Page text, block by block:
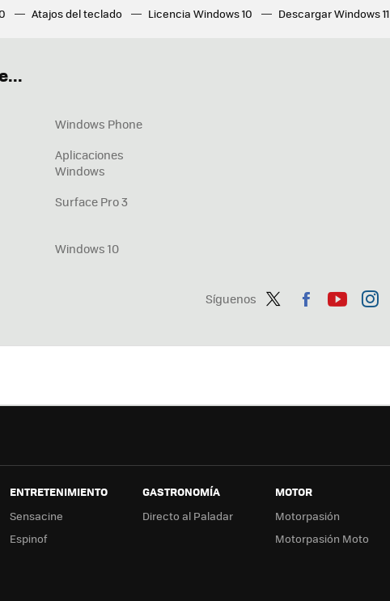
Atajos del teclado Licencia Windows 10 Descargar Windows 11
Síguenos
ter
ebo tub agr
Windows Phone
Aplicaciones
Windows
Surface Pro 3
Windows 10
ENTRETENIMIENTO
Sensacine
Espinof
GASTRONOMÍA
Directo al Paladar
MOTOR
Motorpasión
Motorpasión Moto